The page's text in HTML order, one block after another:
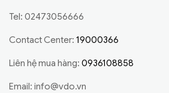
Tel: 02473056666
Contact Center: 19000366
Liên hệ mua hàng: 0936108858
Email: info@vdo.vn